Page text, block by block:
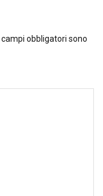
I campi obbligatori sono